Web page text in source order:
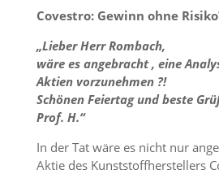
Covestro: Gewinn ohne
„Lieber Herr Rombach,
wäre es angebracht , eine
Aktien vorzunehmen ?!
Schönen Feiertag und beste
Prof. H.“
In der Tat wäre es nicht nur
Aktie des Kunststoffherstellers